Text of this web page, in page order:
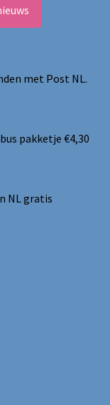
met Post NL.
pakketje €4,30
NL gratis